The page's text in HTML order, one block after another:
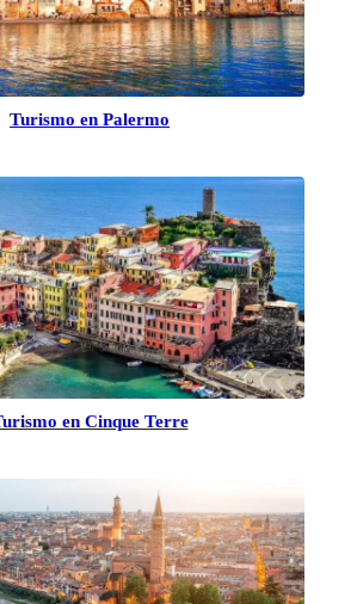
Turismo en Palermo
en Cinque Terre